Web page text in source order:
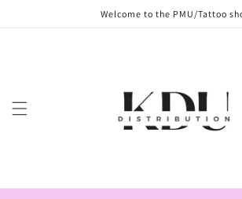
Welcome to the PMU/Tattoo